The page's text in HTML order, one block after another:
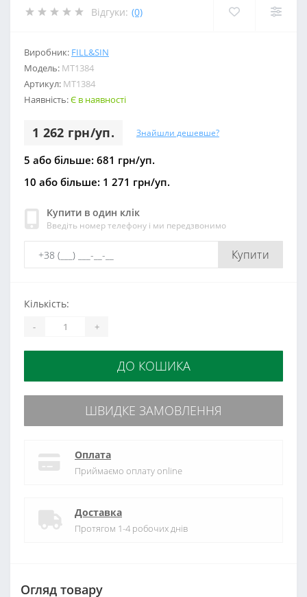
Відгуки: (0)
Виробник: FILL&SIN
Модель: МТ1384
Артикул: МТ1384
Наявність:Є в наявності
1 262 грн/уп. Знайшли дешевше?
5 або більше: 681 грн/уп.
10 або більше: 1 271 грн/уп.
Купити в один клік
Введіть номер телефону і ми передзвонимо
Купити
Кількість:
- +
ДО КОШИКА
ШВИДКЕ ЗАМОВЛЕННЯ
Оплата
Приймаємо оплату online
Доставка
Протягом 1-4 робочих днів
Огляд товару